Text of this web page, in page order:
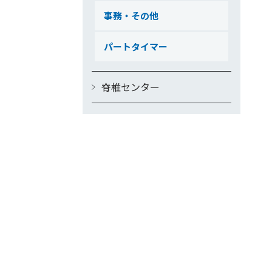
事務・その他
パートタイマー
脊椎センター